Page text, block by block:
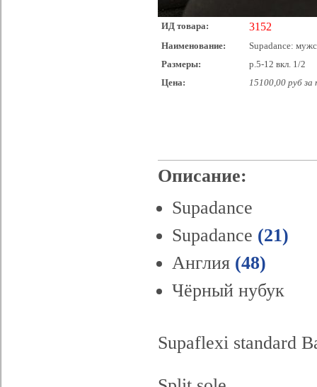
ИД товара: 3152
Наименование:
Supadance:
Размеры:
р.5-12 вкл. 1/2
Цена:
15100,00 руб за
Описание:
Supadance
Supadance (21)
Англия (48)
Чёрный нубук
Supaflexi standard